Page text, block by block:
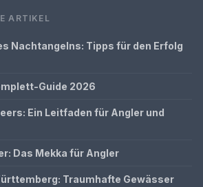
ARTIKEL
Nachtangelns: Tipps für den Erfolg
Guide 2026
Ein Leitfaden für Angler und
Das Mekka für Angler
Traumhafte Gewässer